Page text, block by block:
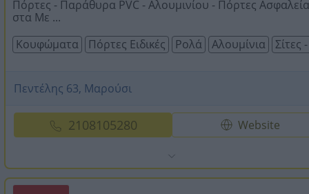
Πόρτες - Παράθυρα PVC - Αλουμινίου - Πόρτες
στα Με ...
Κουφώματα
Πόρτες Ειδικές Ρολά Αλουμίνια Σίτες
Πεντέλης 63, Μαρούσι
2108105280 Website